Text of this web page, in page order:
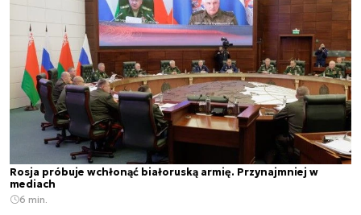
Rosja próbuje wchłonąć białoruską armię. Przynajmniej w
mediach
6 min.